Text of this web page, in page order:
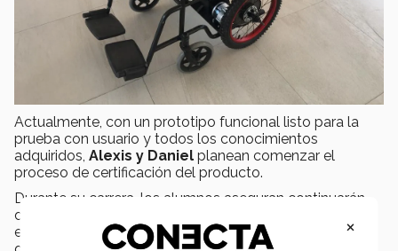
Actualmente, con un prototipo funcional listo para la
prueba con usuario y todos los conocimientos
adquiridos, Alexis y Daniel planean comenzar el
proceso de certificación del producto.
Durante su carrera, los alumnos aseguran continuarán
dando a conocer a
equipos de movilidad para diversos tipos de
×